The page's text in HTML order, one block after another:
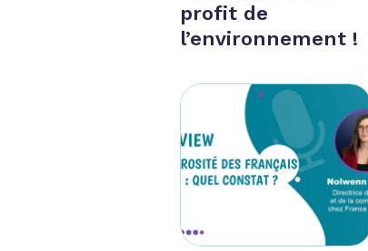
profit de
l’environnement !